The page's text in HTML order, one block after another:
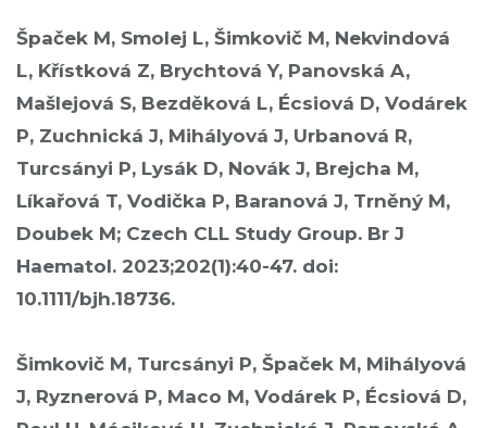
Špaček M, Smolej L, Šimkovič M, Nekvindová
L, Křístková Z, Brychtová Y, Panovská A,
Mašlejová S, Bezděková L, Écsiová D, Vodárek
P, Zuchnická J, Mihályová J, Urbanová R,
Turcsányi P, Lysák D, Novák J, Brejcha M,
Líkařová T, Vodička P, Baranová J, Trněný M,
Doubek M; Czech CLL Study Group. Br J
Haematol. 2023;202(1):40-47. doi:
10.1111/bjh.18736.
Šimkovič M, Turcsányi P, Špaček M, Mihályová
J, Ryznerová P, Maco M, Vodárek P, Écsiová D,